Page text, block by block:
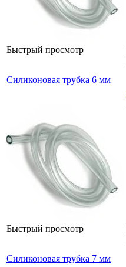
Быстрый просмотр
Силиконовая трубка 6 мм
Быстрый просмотр
Силиконовая трубка 7 мм